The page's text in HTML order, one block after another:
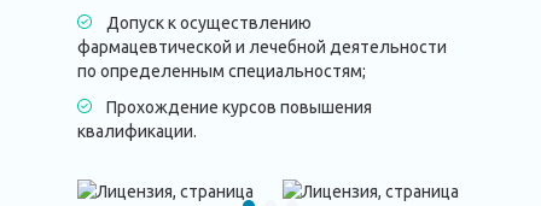
Допуск к осуществлению
фармацевтической и лечебной деятельности
по определенным специальностям;
Прохождение курсов повышения
квалификации.